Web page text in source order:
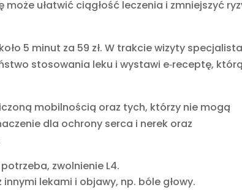
ułatwić ciągłość leczenia i zmniejszyć
5 minut za 59 zł. W trakcie wizyty specjalista
stosowania leku i wystawi e‑receptę, którą
mobilnością oraz tych, którzy nie mogą
dla ochrony serca i nerek oraz
zwolnienie L4.
lekami i objawy, np. bóle głowy.